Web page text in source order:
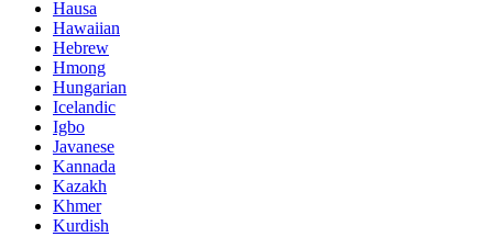
Hausa
Hawaiian
Hebrew
Hmong
Hungarian
Icelandic
Igbo
Javanese
Kannada
Kazakh
Khmer
Kurdish